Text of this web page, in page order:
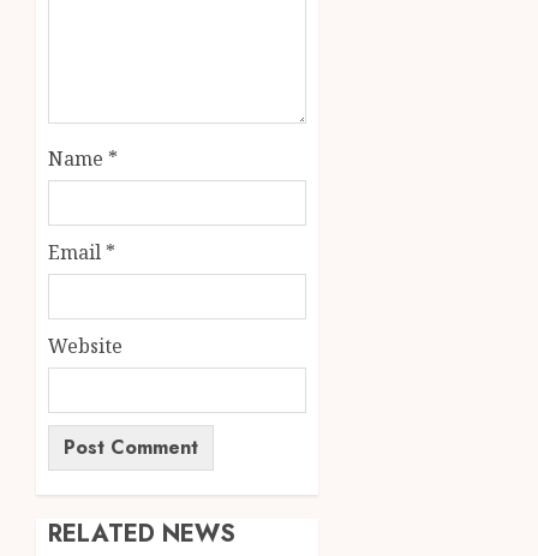
Name *
Email *
Website
RELATED NEWS